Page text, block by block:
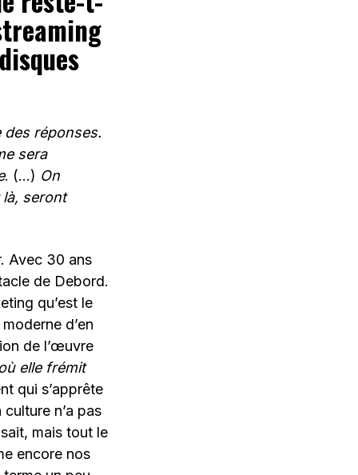
des réponses.
sera
. (…) On
là, seront
Avec 30 ans
de Debord.
qu’est le
d’en
de l’œuvre
elle frémit
qui s’apprête
n’a pas
mais tout le
encore nos